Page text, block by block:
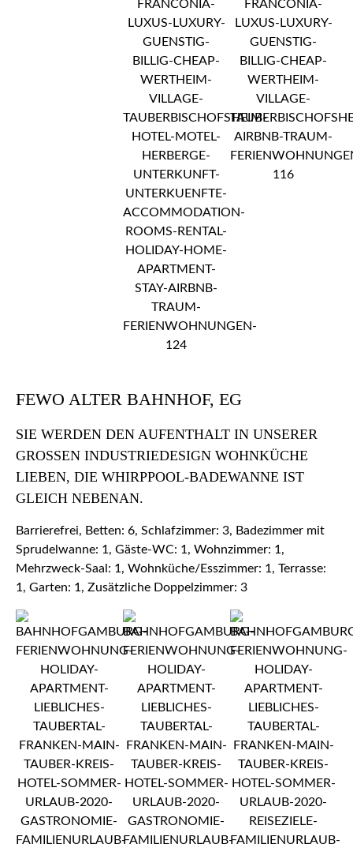
FEWO ALTER BAHNHOF, EG
SIE WERDEN DEN AUFENTHALT IN UNSERER
GROSSEN INDUSTRIEDESIGN WOHNKÜCHE L
IEBEN, DIE WHIRPPOOL-BADEWANNE IST G
LEICH NEBENAN.
Barrierefrei, Betten: 6, Schlafzimmer: 3, Badezimmer mit
Sprudelwanne: 1, Gäste-WC: 1, Wohnzimmer: 1,
Mehrzweck-Saal: 1, Wohnküche/Esszimmer: 1, Terrasse:
1, Garten: 1, Zusätzliche Doppelzimmer: 3